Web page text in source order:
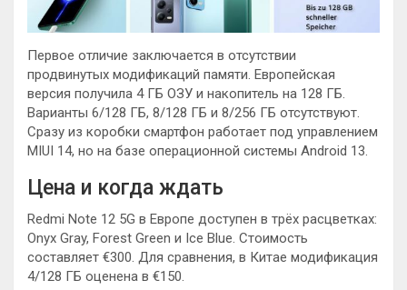
Первое отличие заключается в отсутствии
продвинутых модификаций памяти. Европейская
версия получила 4 ГБ ОЗУ и накопитель на 128 ГБ.
Варианты 6/128 ГБ, 8/128 ГБ и 8/256 ГБ отсутствуют.
Сразу из коробки смартфон работает под управлением
MIUI 14, но на базе операционной системы Android 13.
Цена и когда ждать
Redmi Note 12 5G в Европе доступен в трёх расцветках:
Onyx Gray, Forest Green и Ice Blue. Стоимость
составляет €300. Для сравнения, в Китае модификация
4/128 ГБ оценена в €150.